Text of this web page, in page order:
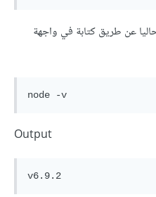
عن طريق كتابة في واجهة
node -v
Output
v6.9.2